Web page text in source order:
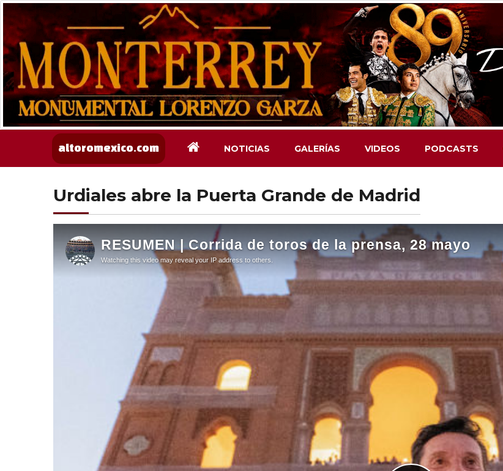
altoromexico.com NOTICIAS GALERÍAS VIDEOS PODCASTS
Urdiales abre la Puerta Grande de Madrid